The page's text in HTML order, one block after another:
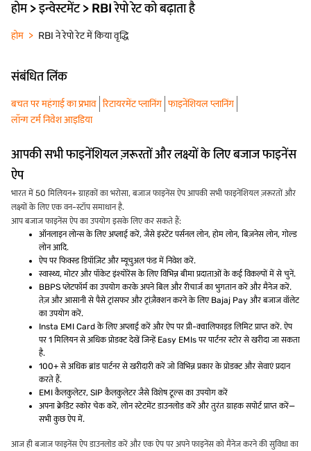
होम > इन्वेस्टमेंट > RBI रेपो रेट को बढ़ाता है
होम RBI ने रेपो रेट में किया वृद्धि
संबंधित लिंक
बचत पर महंगाई का प्रभाव रिटायरमेंट प्लानिंग फाइनेंशियल प्लानिंग
लॉन्ग टर्म निवेश आइडिया
आपकी सभी फाइनेंशियल ज़रूरतों और लक्ष्यों के लिए बजाज फाइनेंस
ऐप
भारत में 50 मिलियन+ ग्राहकों का भरोसा, बजाज फाइनेंस ऐप आपकी सभी फाइनेंशियल ज़रूरतों और
लक्ष्यों के लिए एक वन-स्टॉप समाधान है.
आप बजाज फाइनेंस ऐप का उपयोग इसके लिए कर सकते हैं:
ऑनलाइन लोन्स के लिए अप्लाई करें, जैसे इंस्टेंट पर्सनल लोन, होम लोन, बिज़नेस लोन, गोल्ड
लोन आदि.
ऐप पर फिक्स्ड डिपॉज़िट और म्यूचुअल फंड में निवेश करें.
स्वास्थ्य, मोटर और पॉकेट इंश्योरेंस के लिए विभिन्न बीमा प्रदाताओं के कई विकल्पों में से चुनें.
BBPS प्लेटफॉर्म का उपयोग करके अपने बिल और रीचार्ज का भुगतान करें और मैनेज करें.
तेज़ और आसानी से पैसे ट्रांसफर और ट्रांज़ैक्शन करने के लिए Bajaj Pay और बजाज वॉलेट
का उपयोग करें.
Insta EMI Card के लिए अप्लाई करें और ऐप पर प्री-क्वालिफाइड लिमिट प्राप्त करें. ऐप
पर 1 मिलियन से अधिक प्रोडक्ट देखें जिन्हें Easy EMIs पर पार्टनर स्टोर से खरीदा जा सकता
है.
100+ से अधिक ब्रांड पार्टनर से खरीदारी करें जो विभिन्न प्रकार के प्रोडक्ट और सेवाएं प्रदान
करते हैं.
EMI कैलकुलेटर, SIP कैलकुलेटर जैसे विशेष टूल्स का उपयोग करें
अपना क्रेडिट स्कोर चेक करें, लोन स्टेटमेंट डाउनलोड करें और तुरंत ग्राहक सपोर्ट प्राप्त करें—
सभी कुछ ऐप में.
आज ही बजाज फाइनेंस ऐप डाउनलोड करें और एक ऐप पर अपने फाइनेंस को मैनेज करने की सुविधा का